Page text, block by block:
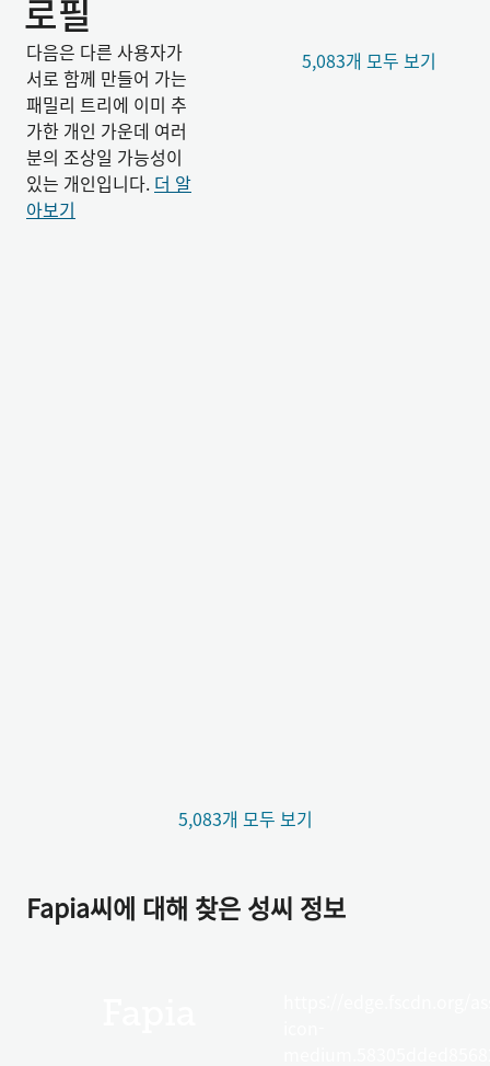
로필
다음은 다른 사용자가
서로 함께 만들어 가는
패밀리 트리에 이미 추
가한 개인 가운데 여러
분의 조상일 가능성이
있는 개인입니다. 더 알
아보기
5,083개 모두 보기
5,083개 모두 보기
Fapia씨에 대해 찾은 성씨 정보